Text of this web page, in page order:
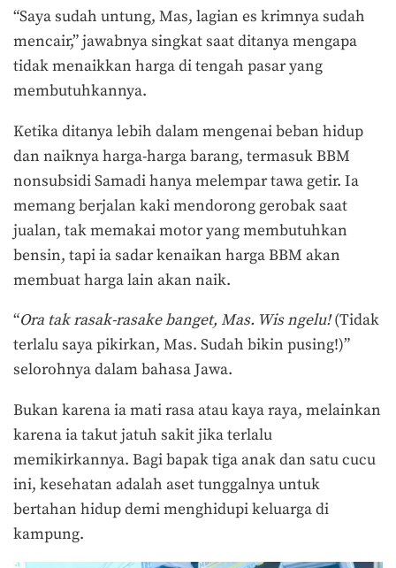
“Saya sudah untung, Mas, lagian es krimnya sudah
mencair,” jawabnya singkat saat ditanya mengapa
tidak menaikkan harga di tengah pasar yang
membutuhkannya.
Ketika ditanya lebih dalam mengenai beban hidup
dan naiknya harga-harga barang, termasuk BBM
nonsubsidi Samadi hanya melempar tawa getir. Ia
memang berjalan kaki mendorong gerobak saat
jualan, tak memakai motor yang membutuhkan
bensin, tapi ia sadar kenaikan harga BBM akan
membuat harga lain akan naik.
“Ora tak rasak-rasake banget, Mas. Wis ngelu!(Tidak
terlalu saya pikirkan, Mas. Sudah bikin pusing!)”
selorohnya dalam bahasa Jawa.
Bukan karena ia mati rasa atau kaya raya, melainkan
karena ia takut jatuh sakit jika terlalu
memikirkannya. Bagi bapak tiga anak dan satu cucu
ini, kesehatan adalah aset tunggalnya untuk
bertahan hidup demi menghidupi keluarga di
kampung.